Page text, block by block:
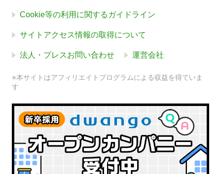
Cookie等の利用に関するガイドライン
サイトアクセス情報の取得について
法人・プレスお問い合わせ 運営会社
※本サイトはアフィリエイトプログラムによる収益を得ていま
す